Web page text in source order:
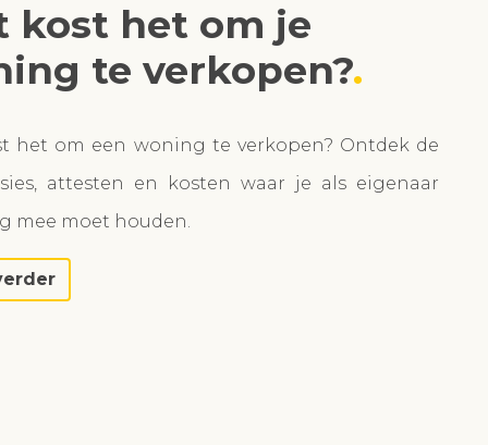
kost het om je
te verkopen?
het om een woning te verkopen? Ontdek de
attesten en kosten waar je als eigenaar
mee moet houden.